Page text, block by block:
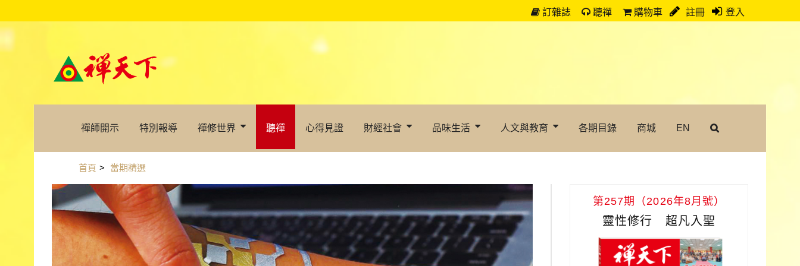
訂雜誌 聽禪 購物車 註冊 登入
禪師開示 特別報導 禪修世界 聽禪 心得見證 財經社會 品味生活 人文與教育 各期目錄 商城 EN
首頁 > 當期精選
第257期（2026年8月號）
靈性修行 超凡入聖